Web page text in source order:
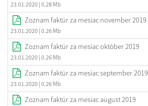
23.01.2020 | 0.28 Mb
Zoznam faktúr za mesiac november 2019
23.01.2020 | 0.26 Mb
Zoznam faktúr za mesiac október 2019
23.01.2020 | 0.26 Mb
Zoznam faktúr za mesiac september 2019
23.01.2020 | 0.26 Mb
Zoznam faktúr za mesiac august 2019